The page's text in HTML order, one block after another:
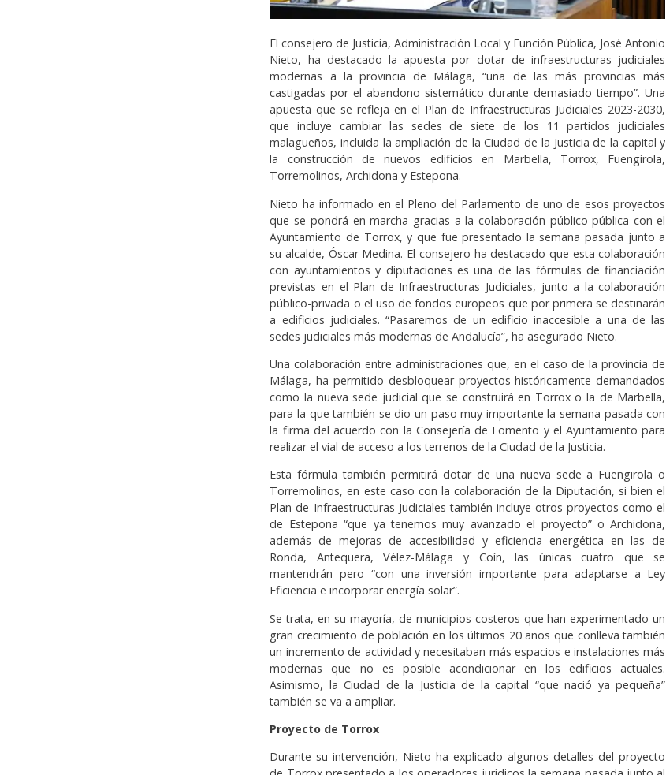
El consejero de Justicia, Administración Local y Función Pública, José Antonio
Nieto, ha destacado la apuesta por dotar de infraestructuras judiciales
modernas a la provincia de Málaga, “una de las más provincias más
castigadas por el abandono sistemático durante demasiado tiempo”. Una
apuesta que se refleja en el Plan de Infraestructuras Judiciales 2023-2030,
que incluye cambiar las sedes de siete de los 11 partidos judiciales
malagueños, incluida la ampliación de la Ciudad de la Justicia de la capital y
la construcción de nuevos edificios en Marbella, Torrox, Fuengirola,
Torremolinos, Archidona y Estepona.
Nieto ha informado en el Pleno del Parlamento de uno de esos proyectos
que se pondrá en marcha gracias a la colaboración público-pública con el
Ayuntamiento de Torrox, y que fue presentado la semana pasada junto a
su alcalde, Óscar Medina. El consejero ha destacado que esta colaboración
con ayuntamientos y diputaciones es una de las fórmulas de financiación
previstas en el Plan de Infraestructuras Judiciales, junto a la colaboración
público-privada o el uso de fondos europeos que por primera se destinarán
a edificios judiciales. “Pasaremos de un edificio inaccesible a una de las
sedes judiciales más modernas de Andalucía”, ha asegurado Nieto.
Una colaboración entre administraciones que, en el caso de la provincia de
Málaga, ha permitido desbloquear proyectos históricamente demandados
como la nueva sede judicial que se construirá en Torrox o la de Marbella,
para la que también se dio un paso muy importante la semana pasada con
la firma del acuerdo con la Consejería de Fomento y el Ayuntamiento para
realizar el vial de acceso a los terrenos de la Ciudad de la Justicia.
Esta fórmula también permitirá dotar de una nueva sede a Fuengirola o
Torremolinos, en este caso con la colaboración de la Diputación, si bien el
Plan de Infraestructuras Judiciales también incluye otros proyectos como el
de Estepona “que ya tenemos muy avanzado el proyecto” o Archidona,
además de mejoras de accesibilidad y eficiencia energética en las de
Ronda, Antequera, Vélez-Málaga y Coín, las únicas cuatro que se
mantendrán pero “con una inversión importante para adaptarse a Ley
Eficiencia e incorporar energía solar”.
Se trata, en su mayoría, de municipios costeros que han experimentado un
gran crecimiento de población en los últimos 20 años que conlleva también
un incremento de actividad y necesitaban más espacios e instalaciones más
modernas que no es posible acondicionar en los edificios actuales.
Asimismo, la Ciudad de la Justicia de la capital “que nació ya pequeña”
también se va a ampliar.
Proyecto de Torrox
Durante su intervención, Nieto ha explicado algunos detalles del proyecto